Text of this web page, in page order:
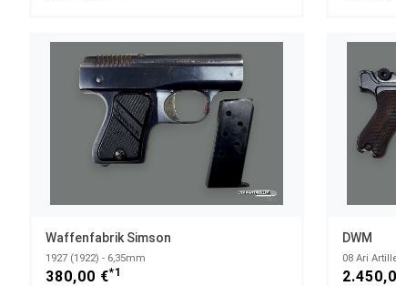
Waffenfabrik Simson
1927 (1922) - 6,35mm
380,00 €*1
DWM
08 Ari